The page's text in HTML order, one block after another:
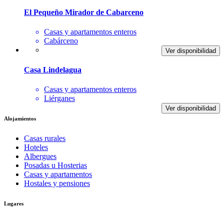
El Pequeño Mirador de Cabarceno
Casas y apartamentos enteros
Cabárceno
Ver disponibilidad
Casa Lindelagua
Casas y apartamentos enteros
Liérganes
Ver disponibilidad
Alojamientos
Casas rurales
Hoteles
Albergues
Posadas u Hosterias
Casas y apartamentos
Hostales y pensiones
Lugares